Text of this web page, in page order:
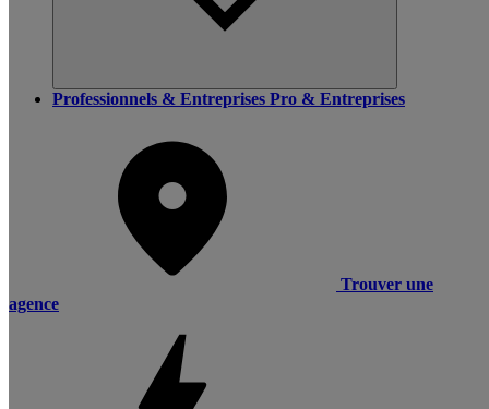
Professionnels & Entreprises Pro & Entreprises
Trouver une
agence